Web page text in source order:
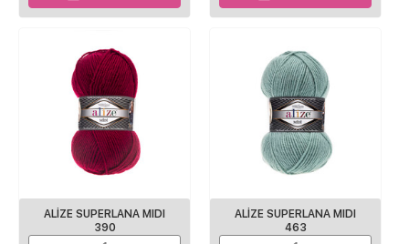
ALİZE SUPERLANA MIDI
390
ALİZE SUPERLANA MIDI
463